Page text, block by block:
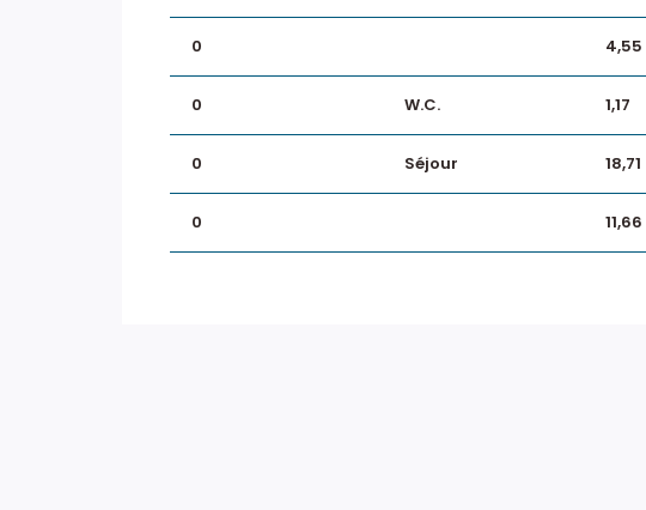
0 4,55
0 W.C. 1,17
0 Séjour 18,71
0 11,66